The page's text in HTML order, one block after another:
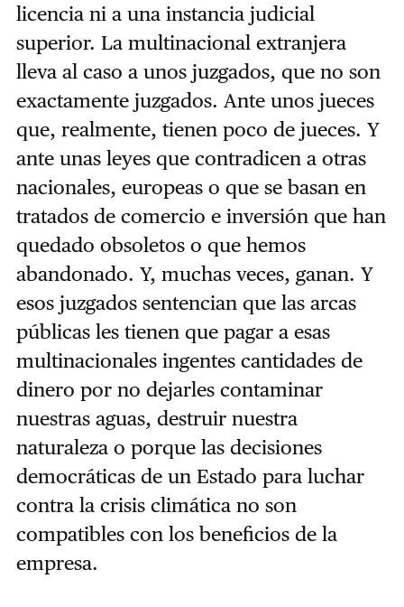
licencia ni a una instancia judicial
superior. La multinacional extranjera
lleva al caso a unos juzgados, que no son
exactamente juzgados. Ante unos jueces
que, realmente, tienen poco de jueces. Y
ante unas leyes que contradicen a otras
nacionales, europeas o que se basan en
tratados de comercio e inversión que han
quedado obsoletos o que hemos
abandonado. Y, muchas veces, ganan. Y
esos juzgados sentencian que las arcas
públicas les tienen que pagar a esas
multinacionales ingentes cantidades de
dinero por no dejarles contaminar
nuestras aguas, destruir nuestra
naturaleza o porque las decisiones
democráticas de un Estado para luchar
contra la crisis climática no son
compatibles con los beneficios de la
empresa.